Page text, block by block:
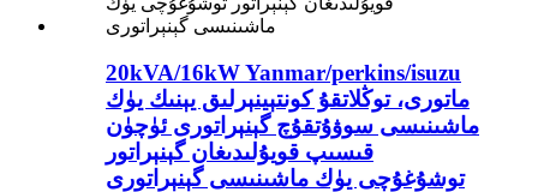
20kVA/16kW Yanmar/perkins/isuzu
ماتورى، توڭلاتقۇ كونتېينېرلىق يېنىك يۈك
ماشىنىسى سوۋۇتقۇچ گېنېراتورى ئۈچۈن
قىسىپ قويۇلىدىغان گېنېراتور
توشۇغۇچى يۈك ماشىنىسى گېنېراتورى